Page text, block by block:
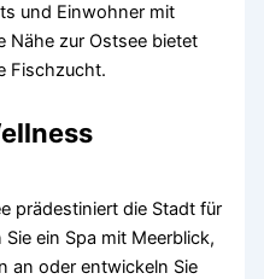
und Einwohner mit
Nähe zur Ostsee bietet
Fischzucht.
prädestiniert die Stadt für
ein Spa mit Meerblick,
an oder entwickeln Sie